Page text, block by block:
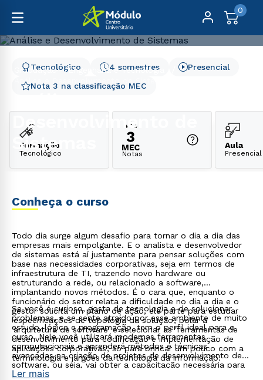
0
Graduação
Engenharia e Tecnologia
Análise e Desenvolvimento de Sistemas
Desenvolvimento de
Sistemas
Nota 3 na classificação MEC
4 semestres
Tecnológico Presencial
Formação
Tecnológico Notas
Aula
Presencial
Conheça o curso
Todo dia surge algum desafio para tornar o dia a dia das
empresas mais empolgante. E o analista e desenvolvedor
de sistemas está aí justamente para pensar soluções com
base nas necessidades corporativas, seja em termos de
infraestrutura de TI, trazendo novo hardware ou
estruturando a rede, ou relacionado a software,
implantando novos métodos. É o cara que, enquanto o
funcionário do setor relata a dificuldade no dia a dia e o
gestor solicita um plano de ação, ele parte para estudar
'especificações de topologia da solução', bolar a
'arquitetura de software' e selecionar as 'ferramentas de
desenvolvimento para codificação e implementação de
aplicações corporativas', só para brincar um pouco com a
terminologia e jargões da tecnologia da informação.
Se você é curioso, gosta de tecnologia e de solucionar
problemas, e se sente atraído por esse ambiente de muito
estudo, lógica e programação, tem o perfil ideal para o
curso. Nele você utilizará modernas ferramentas
computacionais e aprenderá métodos e técnicas
avançadas na criação de projetos de desenvolvimento de
software, ou seja, vai obter a capacitação necessária para
a análise, desenvolvimento, implantação, avaliação,
Ler mais